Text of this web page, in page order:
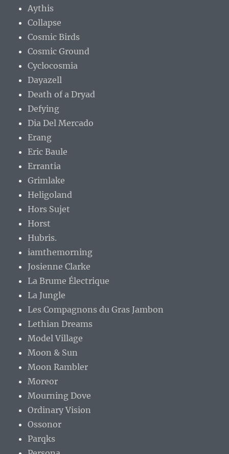
Aythis
Collapse
Cosmic Birds
Cosmic Ground
Cyclocosmia
Dayazell
Death of a Dryad
Defying
Dia Del Mercado
Erang
Eric Baule
Errantia
Grimlake
Heligoland
Hors Sujet
Horst
Hubris.
iamthemorning
Josienne Clarke
La Brume Électrique
La Jungle
Les Compagnons du Gras Jambon
Lethian Dreams
Model Village
Moon & Sun
Moon Rambler
Moreor
Mourning Dove
Ordinary Vision
Ossonor
Parqks